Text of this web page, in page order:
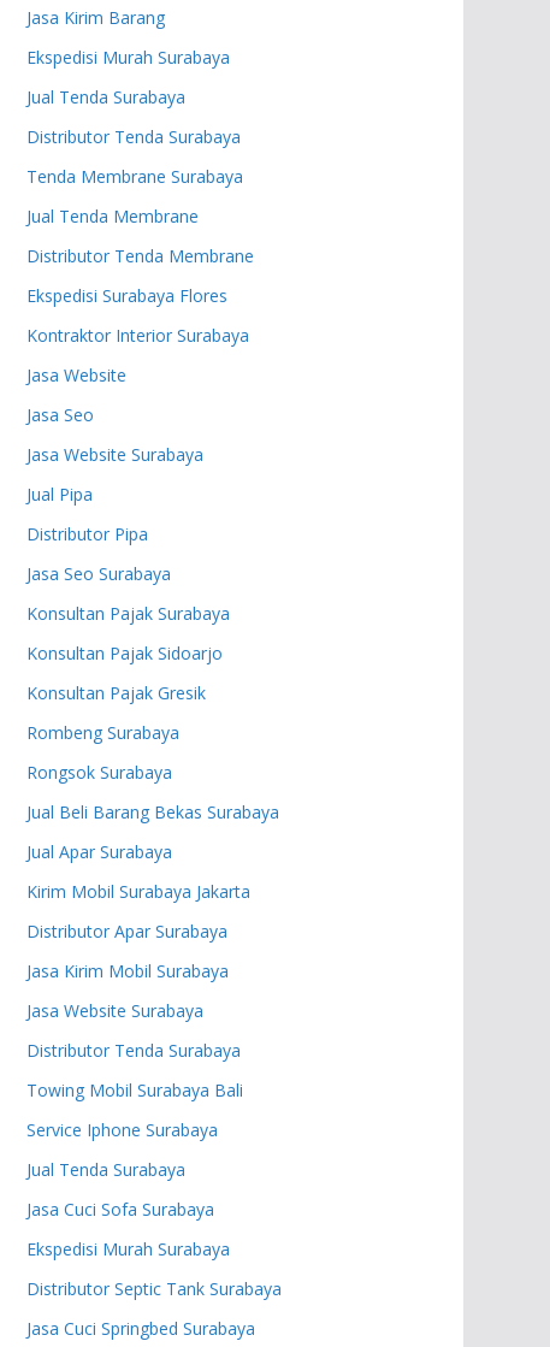
Jasa Kirim Barang
Ekspedisi Murah Surabaya
Jual Tenda Surabaya
Distributor Tenda Surabaya
Tenda Membrane Surabaya
Jual Tenda Membrane
Distributor Tenda Membrane
Ekspedisi Surabaya Flores
Kontraktor Interior Surabaya
Jasa Website
Jasa Seo
Jasa Website Surabaya
Jual Pipa
Distributor Pipa
Jasa Seo Surabaya
Konsultan Pajak Surabaya
Konsultan Pajak Sidoarjo
Konsultan Pajak Gresik
Rombeng Surabaya
Rongsok Surabaya
Jual Beli Barang Bekas Surabaya
Jual Apar Surabaya
Kirim Mobil Surabaya Jakarta
Distributor Apar Surabaya
Jasa Kirim Mobil Surabaya
Jasa Website Surabaya
Distributor Tenda Surabaya
Towing Mobil Surabaya Bali
Service Iphone Surabaya
Jual Tenda Surabaya
Jasa Cuci Sofa Surabaya
Ekspedisi Murah Surabaya
Distributor Septic Tank Surabaya
Jasa Cuci Springbed Surabaya